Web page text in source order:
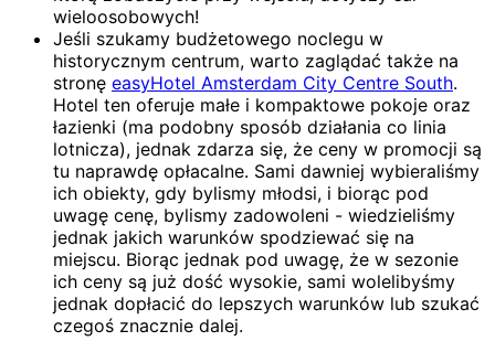
wieloosobowych!
Jeśli szukamy budżetowego noclegu w
historycznym centrum, warto zaglądać także na
stronę easyHotel Amsterdam City Centre South.
Hotel ten oferuje małe i kompaktowe pokoje oraz
łazienki (ma podobny sposób działania co linia
lotnicza), jednak zdarza się, że ceny w promocji są
tu naprawdę opłacalne. Sami dawniej wybieraliśmy
ich obiekty, gdy bylismy młodsi, i biorąc pod
uwagę cenę, bylismy zadowoleni - wiedzieliśmy
jednak jakich warunków spodziewać się na
miejscu. Biorąc jednak pod uwagę, że w sezonie
ich ceny są już dość wysokie, sami wolelibyśmy
jednak dopłacić do lepszych warunków lub szukać
czegoś znacznie dalej.